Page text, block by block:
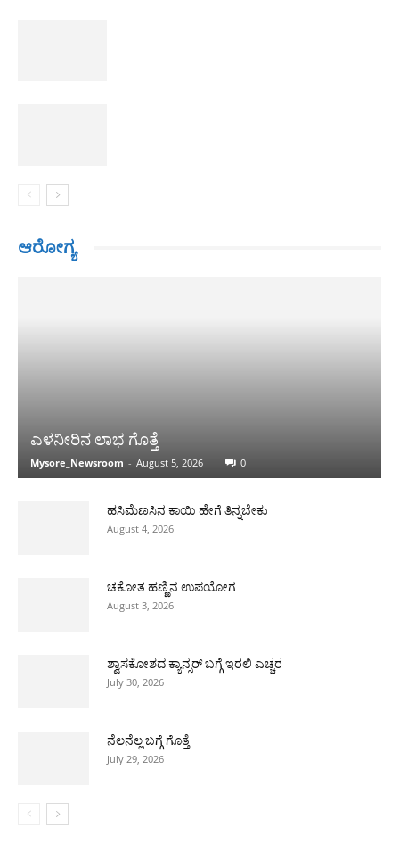
ಆರೋಗ್ಯ
ಎಳನೀರಿನ ಲಾಭ ಗೊತ್ತೆ
Mysore_Newsroom - August 5, 2026 0
ಹಸಿಮೆಣಸಿನ ಕಾಯಿ ಹೇಗೆ ತಿನ್ನಬೇಕು
August 4, 2026
ಚಕೋತ ಹಣ್ಣಿನ ಉಪಯೋಗ
August 3, 2026
ಶ್ವಾಸಕೋಶದ ಕ್ಯಾನ್ಸರ್ ಬಗ್ಗೆ ಇರಲಿ ಎಚ್ಚರ
July 30, 2026
ನೆಲನೆಲ್ಲ ಬಗ್ಗೆ ಗೊತ್ತೆ
July 29, 2026